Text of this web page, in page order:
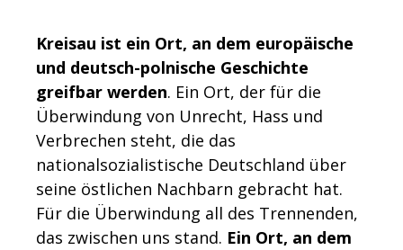
Kreisau ist ein Ort, an dem europäische
und deutsch-polnische Geschichte
greifbar werden. Ein Ort, der für die
Überwindung von Unrecht, Hass und
Verbrechen steht, die das
nationalsozialistische Deutschland über
seine östlichen Nachbarn gebracht hat.
Für die Überwindung all des Trennenden,
das zwischen uns stand. Ein Ort, an dem